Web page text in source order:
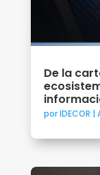
De la
porIDECOR |